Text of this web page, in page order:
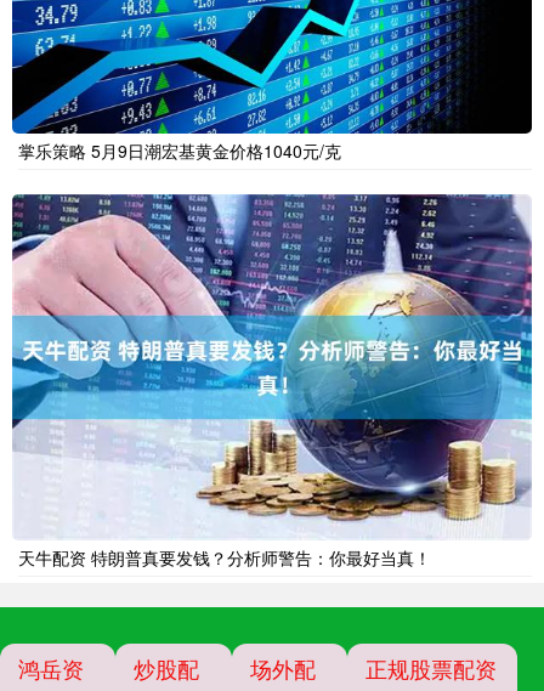
掌乐策略 5月9日潮宏基黄金价格1040元/克
天牛配资 特朗普真要发钱？分析师警告：你最好当真！
鸿岳资
炒股配
场外配
正规股票配资